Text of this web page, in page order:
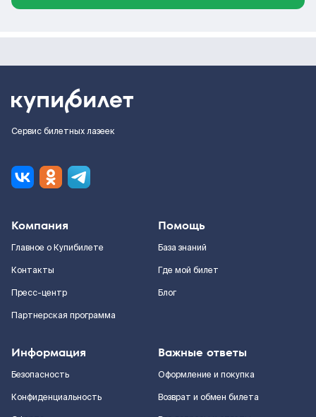
Сервис билетных лазеек
Компания
Главное о Купибилете
Контакты
Пресс-центр
Партнерская программа
Помощь
База знаний
Где мой билет
Блог
Информация
Безопасность
Конфиденциальность
Важные ответы
Оформление и покупка
Возврат и обмен билета